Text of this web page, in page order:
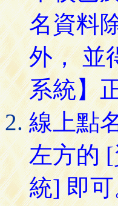
名資料
外， 並
系統】
線上點
左方的
統] 即